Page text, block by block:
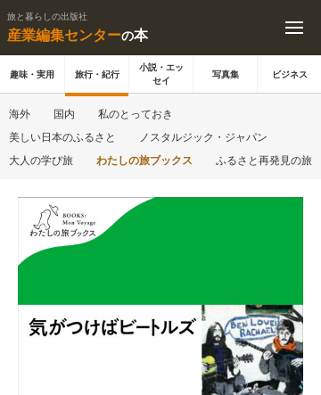
旅と暮らしの出版社
産業編集センターの本
趣味・実用 旅行・紀行
小説・エッ
セイ
写真集 ビジネス
海外 国内
私のとっておき
美しい日本のふるさと
ノスタルジック・ジャパン
大人の学び旅
わたしの旅ブックス ふるさと再発見の旅